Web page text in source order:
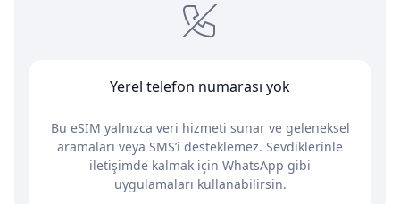
Yerel telefon numarası yok
Bu eSIM yalnızca veri hizmeti sunar ve geleneksel
aramaları veya SMS’i desteklemez. Sevdiklerinle
iletişimde kalmak için WhatsApp gibi
uygulamaları kullanabilirsin.